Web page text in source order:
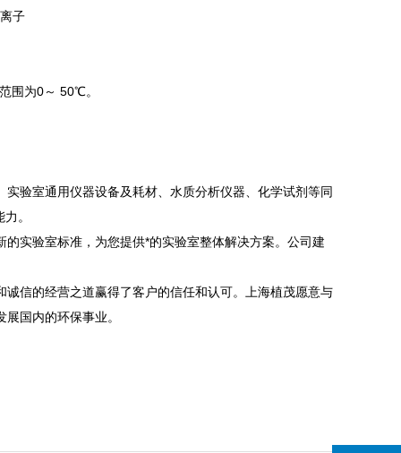
子
围为0～ 50℃。
验室通用仪器设备及耗材、水质分析仪器、化学试剂等同
。
实验室标准，为您提供*的实验室整体解决方案。公司建
信的经营之道赢得了客户的信任和认可。上海植茂愿意与
国内的环保事业。